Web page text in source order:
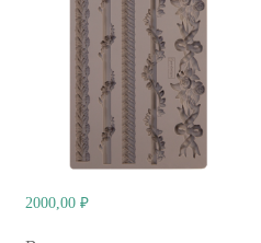
2000,00 ₽